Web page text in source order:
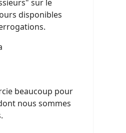
sur le
disponibles
beaucoup pour
nous sommes